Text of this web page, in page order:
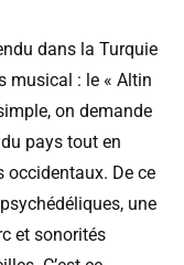
dans la Turquie
musical : le « Altin
on demande
pays tout en
De ce
une
et sonorités